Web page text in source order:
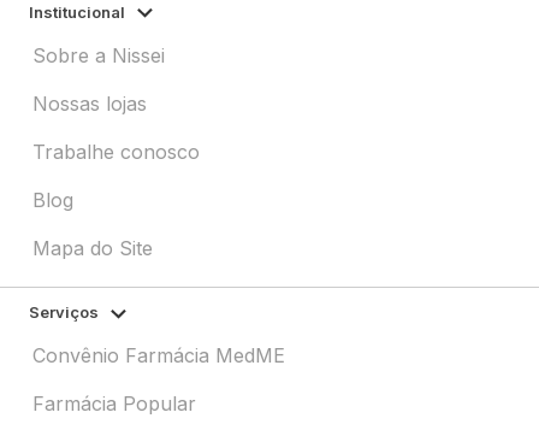
Institucional
Sobre a Nissei
Nossas lojas
Trabalhe conosco
Blog
Mapa do Site
Serviços
Convênio Farmácia MedME
Farmácia Popular